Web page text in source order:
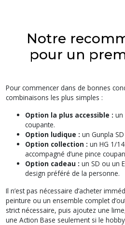
Notre
pour un
Pour commencer dans de bonnes
combinaisons les plus simples :
Option la plus accessible : un
coupante.
Option ludique : un Gunpla
Option collection : un HG 1/
accompagné d’une pince
Option cadeau : un SD ou un
design préféré de la personne.
Il n’est pas nécessaire d’acheter
peinture ou un ensemble complet
strict nécessaire, puis ajoutez une
une Action Base seulement si le